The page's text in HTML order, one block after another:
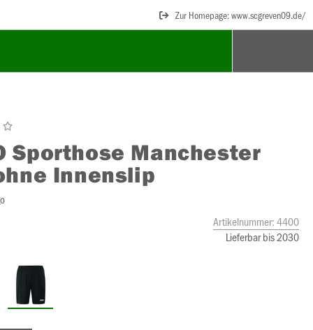
Zur Homepage: www.scgreven09.de/
Sporthose Manchester
Innenslip
Artikelnummer:4400
Lieferbar bis 2030